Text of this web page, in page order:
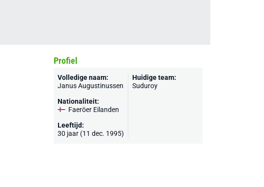
Profiel
Volledige naam:
Janus Augustinussen
Nationaliteit:
Faeröer Eilanden
Leeftijd:
30 jaar (11 dec. 1995)
Huidige team:
Suduroy